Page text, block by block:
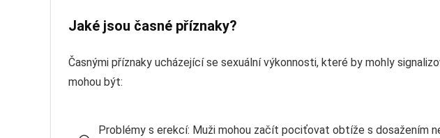
Jaké jsou časné příznaky?
Časnými příznaky ucházející se sexuální výkonnosti, které by mohly
mohou být:
Problémy s erekcí: Muži mohou začít pociťovat obtíže s dosažením